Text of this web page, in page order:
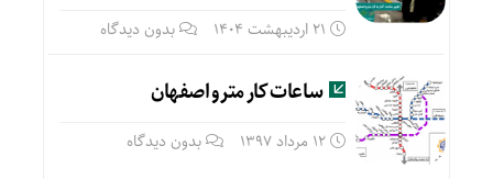
21 اردیبهشت 1404 بدون دیدگاه
ساعات کار مترو اصفهان
12 مرداد 1397 بدون دیدگاه